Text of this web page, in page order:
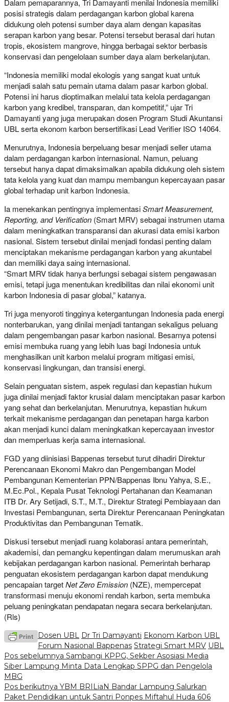
Dalam pemaparannya, Tri Damayanti menilai Indonesia memiliki
posisi strategis dalam perdagangan karbon global karena
didukung oleh potensi sumber daya alam dengan kapasitas
serapan karbon yang besar. Potensi tersebut berasal dari hutan
tropis, ekosistem mangrove, hingga berbagai sektor berbasis
konservasi dan pengelolaan sumber daya alam berkelanjutan.
“Indonesia memiliki modal ekologis yang sangat kuat untuk
menjadi salah satu pemain utama dalam pasar karbon global.
Potensi ini harus dioptimalkan melalui tata kelola perdagangan
karbon yang kredibel, transparan, dan kompetitif,” ujar Tri
Damayanti yang juga merupakan dosen Program Studi Akuntansi
UBL serta ekonom karbon bersertifikasi Lead Verifier ISO 14064.
Menurutnya, Indonesia berpeluang besar menjadi seller utama
dalam perdagangan karbon internasional. Namun, peluang
tersebut hanya dapat dimaksimalkan apabila didukung oleh sistem
tata kelola yang kuat dan mampu membangun kepercayaan pasar
global terhadap unit karbon Indonesia.
Ia menekankan pentingnya implementasiSmart Measurement,
Reporting, and Verification (Smart MRV) sebagai instrumen utama
dalam meningkatkan transparansi dan akurasi data emisi karbon
nasional. Sistem tersebut dinilai menjadi fondasi penting dalam
menciptakan mekanisme perdagangan karbon yang akuntabel
dan memiliki daya saing internasional.
“Smart MRV tidak hanya berfungsi sebagai sistem pengawasan
emisi, tetapi juga menentukan kredibilitas dan nilai ekonomi unit
karbon Indonesia di pasar global,” katanya.
Tri juga menyoroti tingginya ketergantungan Indonesia pada energi
nonterbarukan, yang dinilai menjadi tantangan sekaligus peluang
dalam pengembangan pasar karbon nasional. Besarnya potensi
emisi membuka ruang yang lebih luas bagi Indonesia untuk
menghasilkan unit karbon melalui program mitigasi emisi,
konservasi lingkungan, dan transisi energi.
Selain penguatan sistem, aspek regulasi dan kepastian hukum
juga dinilai menjadi faktor krusial dalam menciptakan pasar karbon
yang sehat dan berkelanjutan. Menurutnya, kepastian hukum
terkait mekanisme perdagangan dan penetapan harga karbon
akan menjadi kunci dalam meningkatkan kepercayaan investor
dan memperluas kerja sama internasional.
FGD yang diinisiasi Bappenas tersebut turut dihadiri Direktur
Perencanaan Ekonomi Makro dan Pengembangan Model
Pembangunan Kementerian PPN/Bappenas Ibnu Yahya, S.E.,
M.Ec.Pol., Kepala Pusat Teknologi Pertahanan dan Keamanan
ITB Dr. Ary Setijadi, S.T., M.T., Direktur Strategi Pembiayaan dan
Investasi Pembangunan, serta Direktur Perencanaan Peningkatan
Produktivitas dan Pembangunan Tematik.
Diskusi tersebut menjadi ruang kolaborasi antara pemerintah,
akademisi, dan pemangku kepentingan dalam merumuskan arah
kebijakan perdagangan karbon nasional. Pemerintah berharap
penguatan ekosistem perdagangan karbon dapat mendukung
pencapaian targetNet Zero Emission (NZE), mempercepat
transformasi menuju ekonomi rendah karbon, serta membuka
peluang peningkatan pendapatan negara secara berkelanjutan.
(Rls)
Dosen UBL Dr Tri Damayanti Ekonom Karbon UBL
Forum Nasional Bappenas Strategi Smart MRV UBL
Navigasi
pos
Pos sebelumnya Sambangi KPPG, Sekber Asosiasi Media
Siber Lampung Minta Data Lengkap SPPG dan Pengelola
MBG
Pos berikutnya YBM BRILiaN Bandar Lampung Salurkan
Paket Pendidikan untuk Santri Ponpes Miftahul Huda 606